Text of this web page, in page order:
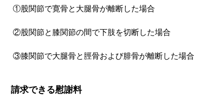
①股関節で寛骨と大腿骨が離断した場合
②股関節と膝関節の間で下肢を切断した場合
③膝関節で大腿骨と脛骨および腓骨が離断した場合
請求できる慰謝料